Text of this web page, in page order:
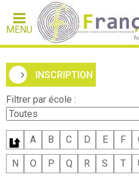
MENU
INSCRIPTION
Filtrer par école :
A B C D E F
N O P Q R S T